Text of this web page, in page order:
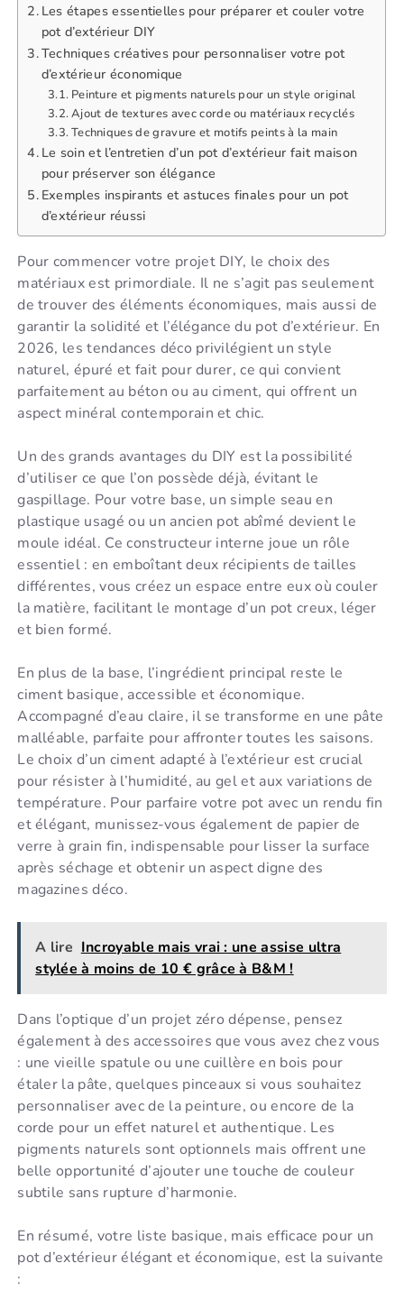
Les étapes essentielles pour préparer et couler votre
pot d’extérieur DIY
Techniques créatives pour personnaliser votre pot
d’extérieur économique
Peinture et pigments naturels pour un style original
Ajout de textures avec corde ou matériaux recyclés
Techniques de gravure et motifs peints à la main
Le soin et l’entretien d’un pot d’extérieur fait maison
pour préserver son élégance
Exemples inspirants et astuces finales pour un pot
d’extérieur réussi
Pour commencer votre projet DIY, le choix des
matériaux est primordiale. Il ne s’agit pas seulement
de trouver des éléments économiques, mais aussi de
garantir la solidité et l’élégance du pot d’extérieur. En
2026, les tendances déco privilégient un style
naturel, épuré et fait pour durer, ce qui convient
parfaitement au béton ou au ciment, qui offrent un
aspect minéral contemporain et chic.
Un des grands avantages du DIY est la possibilité
d’utiliser ce que l’on possède déjà, évitant le
gaspillage. Pour votre base, un simple seau en
plastique usagé ou un ancien pot abîmé devient le
moule idéal. Ce constructeur interne joue un rôle
essentiel : en emboîtant deux récipients de tailles
différentes, vous créez un espace entre eux où couler
la matière, facilitant le montage d’un pot creux, léger
et bien formé.
En plus de la base, l’ingrédient principal reste le
ciment basique, accessible et économique.
Accompagné d’eau claire, il se transforme en une pâte
malléable, parfaite pour affronter toutes les saisons.
Le choix d’un ciment adapté à l’extérieur est crucial
pour résister à l’humidité, au gel et aux variations de
température. Pour parfaire votre pot avec un rendu fin
et élégant, munissez-vous également de papier de
verre à grain fin, indispensable pour lisser la surface
après séchage et obtenir un aspect digne des
magazines déco.
A lire Incroyable mais vrai : une assise ultra
stylée à moins de 10 € grâce à B&M !
Dans l’optique d’un projet zéro dépense, pensez
également à des accessoires que vous avez chez vous
: une vieille spatule ou une cuillère en bois pour
étaler la pâte, quelques pinceaux si vous souhaitez
personnaliser avec de la peinture, ou encore de la
corde pour un effet naturel et authentique. Les
pigments naturels sont optionnels mais offrent une
belle opportunité d’ajouter une touche de couleur
subtile sans rupture d’harmonie.
En résumé, votre liste basique, mais efficace pour un
pot d’extérieur élégant et économique, est la suivante
: